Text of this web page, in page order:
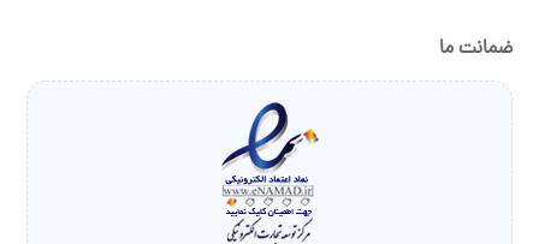
ضمانت ما